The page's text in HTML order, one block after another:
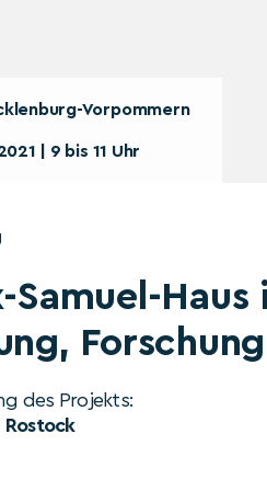
Vorpommern
| 9 bis 11 Uhr
Samuel-
des Projekts:
Rostock